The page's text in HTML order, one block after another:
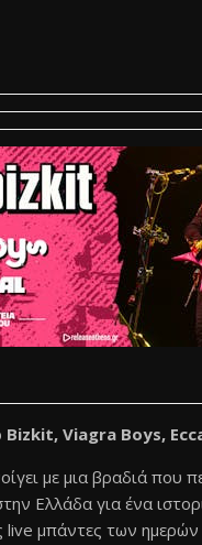
Viagra Boys,
με μια βραδιά που
Ελλάδα για ένα
live μπάντες των